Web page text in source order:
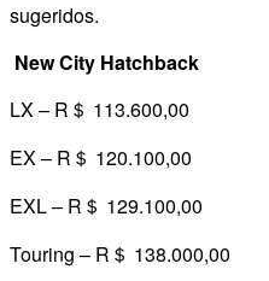
sugeridos.
New City Hatchback
LX – R＄ 113.600,00
EX – R＄ 120.100,00
EXL – R＄ 129.100,00
Touring – R＄ 138.000,00